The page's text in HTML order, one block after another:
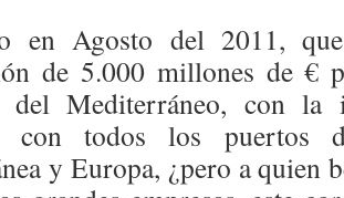
en Agosto del 2011,
de 5.000 millones de €
del Mediterráneo, con la
con todos los puertos
y Europa, ¿pero a quien